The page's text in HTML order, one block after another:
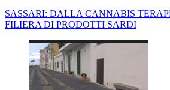
SASSARI: DALLA CANNABIS
FILIERA DI PRODOTTI SARDI